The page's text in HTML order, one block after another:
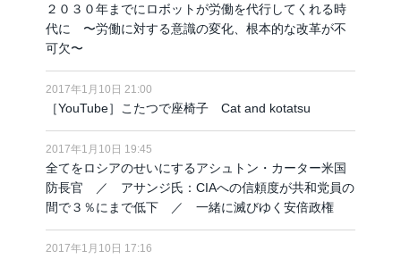
２０３０年までにロボットが労働を代行してくれる時
代に 〜労働に対する意識の変化、根本的な改革が不
可欠〜
2017年1月10日 21:00
［YouTube］こたつで座椅子 Cat and kotatsu
2017年1月10日 19:45
全てをロシアのせいにするアシュトン・カーター米国
防長官 ／ アサンジ氏：CIAへの信頼度が共和党員の
間で３％にまで低下 ／ 一緒に滅びゆく安倍政権
2017年1月10日 17:16